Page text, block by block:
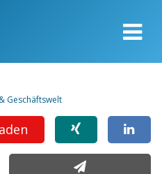
Geschäftswelt